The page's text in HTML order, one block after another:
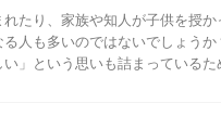
たり、家族や知人が子供を授
人も多いのではないでしょうか
い」という思いも詰まっている